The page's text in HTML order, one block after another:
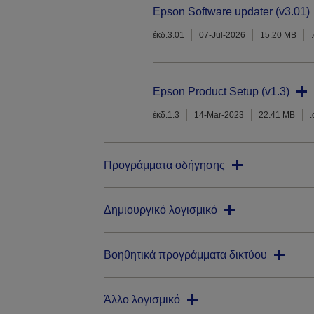
Epson Software updater (v3.01)
έκδ.3.01 07-Jul-2026 15.20 MB
Epson Product Setup (v1.3)
έκδ.1.3 14-Mar-2023 22.41 MB
Προγράμματα οδήγησης
Δημιουργικό λογισμικό
Βοηθητικά προγράμματα δικτύου
Άλλο λογισμικό